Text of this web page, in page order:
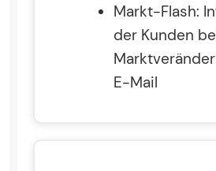
Markt-Flash:
der Kunden
E-Mail